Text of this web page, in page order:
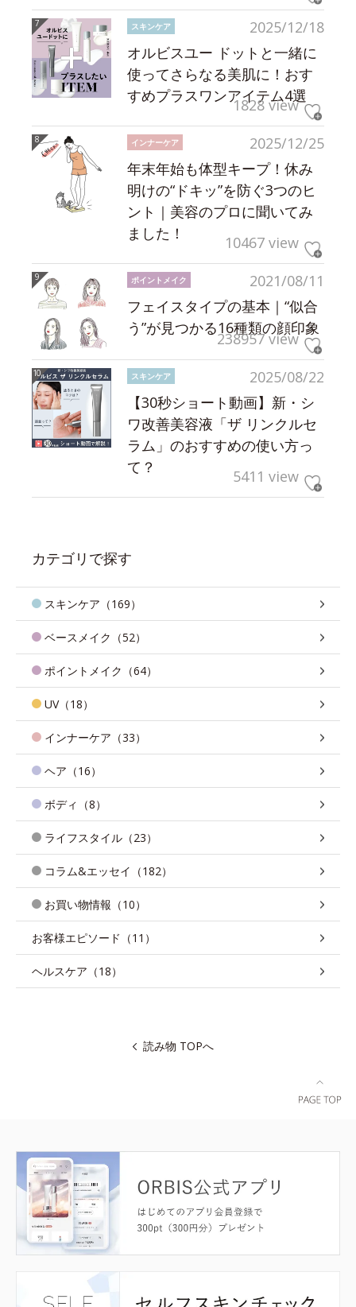
2025/12/18
スキンケア
オルビスユー ドットと一緒に
使ってさらなる美肌に！おす
すめプラスワンアイテム4選
1828 view
2025/12/25
インナーケア
年末年始も体型キープ！休み
明けの“ドキッ”を防ぐ3つのヒ
ント｜美容のプロに聞いてみ
ました！
10467 view
2021/08/11
ポイントメイク
フェイスタイプの基本｜“似合
う”が見つかる16種類の顔印象
238957 view
2025/08/22
スキンケア
【30秒ショート動画】新・シ
ワ改善美容液「ザ リンクルセ
ラム」のおすすめの使い方っ
て？
5411 view
カテゴリで探す
スキンケア（169）
ベースメイク（52）
ポイントメイク（64）
UV（18）
インナーケア（33）
ヘア（16）
ボディ（8）
ライフスタイル（23）
コラム&エッセイ（182）
お買い物情報（10）
お客様エピソード（11）
ヘルスケア（18）
読み物 TOPへ